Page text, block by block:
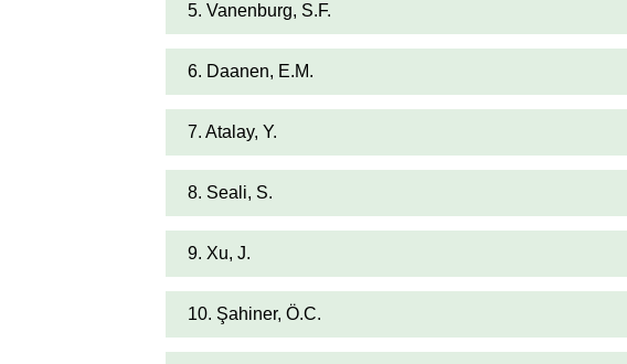
5. Vanenburg, S.F.
6. Daanen, E.M.
7. Atalay, Y.
8. Seali, S.
9. Xu, J.
10. Şahiner, Ö.C.